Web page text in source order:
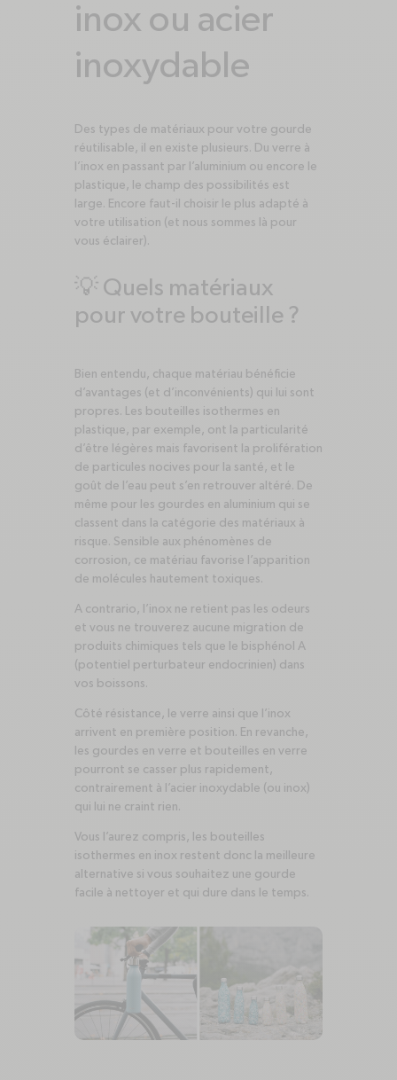
inox ou acier
inoxydable
Des types de matériaux pour votre gourde
réutilisable, il en existe plusieurs. Du verre à
l’inox en passant par l’aluminium ou encore le
plastique, le champ des possibilités est
large. Encore faut-il choisir le plus adapté à
votre utilisation (et nous sommes là pour
vous éclairer).
💡 Quels matériaux
pour votre bouteille ?
Bien entendu, chaque matériau bénéficie
d’avantages (et d’inconvénients) qui lui sont
propres. Les bouteilles isothermes en
plastique, par exemple, ont la particularité
d’être légères mais favorisent la prolifération
de particules nocives pour la santé, et le
goût de l’eau peut s’en retrouver altéré. De
même pour les gourdes en aluminium qui se
classent dans la catégorie des matériaux à
risque. Sensible aux phénomènes de
corrosion, ce matériau favorise l’apparition
de molécules hautement toxiques.
A contrario, l’inox ne retient pas les odeurs
et vous ne trouverez aucune migration de
produits chimiques tels que le bisphénol A
(potentiel perturbateur endocrinien) dans
vos boissons.
Côté résistance, le verre ainsi que l’inox
arrivent en première position. En revanche,
les gourdes en verre et bouteilles en verre
pourront se casser plus rapidement,
contrairement à l’acier inoxydable (ou inox)
qui lui ne craint rien.
Vous l’aurez compris, les bouteilles
isothermes en inox restent donc la meilleure
alternative si vous souhaitez une gourde
facile à nettoyer et qui dure dans le temps.